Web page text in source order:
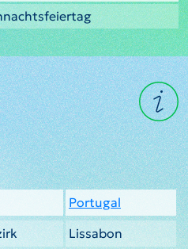
Portugal
Lissabon